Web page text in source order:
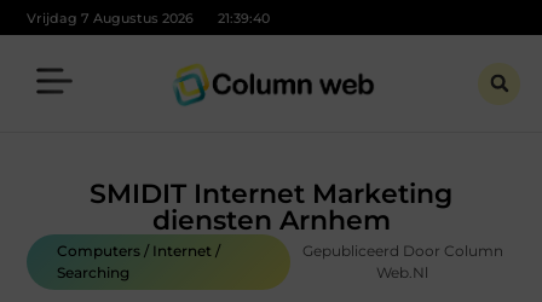
Vrijdag 7 Augustus 2026 21:39:41
SMIDIT Internet Marketing
diensten Arnhem
Computers / Internet /
Searching
Gepubliceerd Door Column
Web.nl